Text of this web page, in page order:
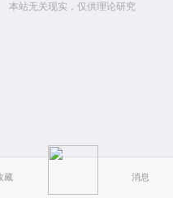
藏 消息
本站无关现实，仅供理论研究